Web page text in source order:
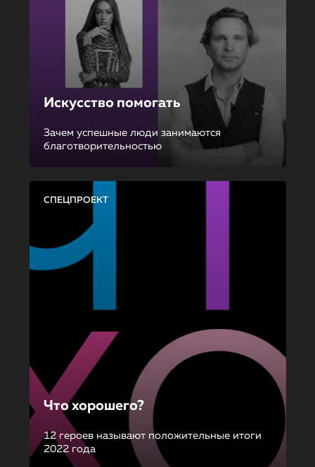
Искусство помогать
Зачем успешные люди занимаются
благотворительностью
СПЕЦПРОЕКТ
Что хорошего?
12 героев называют положительные итоги
2022 года